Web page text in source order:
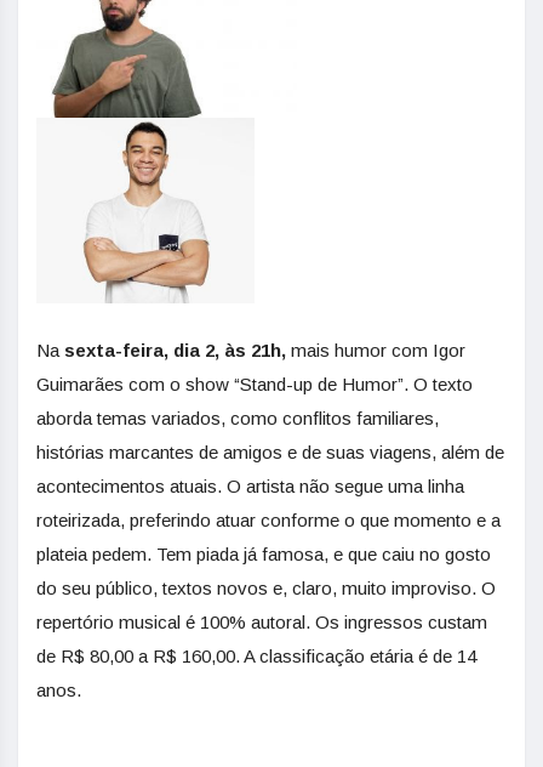
Na sexta-feira, dia 2, às 21h, mais humor com Igor
Guimarães com o show “Stand-up de Humor”. O texto
aborda temas variados, como conflitos familiares,
histórias marcantes de amigos e de suas viagens, além de
acontecimentos atuais. O artista não segue uma linha
roteirizada, preferindo atuar conforme o que momento e a
plateia pedem. Tem piada já famosa, e que caiu no gosto
do seu público, textos novos e, claro, muito improviso. O
repertório musical é 100% autoral. Os ingressos custam
de R$ 80,00 a R$ 160,00. A classificação etária é de 14
anos.